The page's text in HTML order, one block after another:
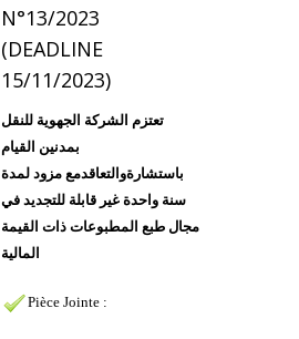
N°13/2023
(DEADLINE
15/11/2023)
تعتزم الشركة الجهوية للنقل
بمدنين القيام
باستشارةوالتعاقدمع مزود لمدة
سنة واحدة غير قابلة للتجديد في
مجال طبع المطبوعات ذات القيمة
المالية
Pièce Jointe :